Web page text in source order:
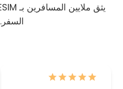
السفر.